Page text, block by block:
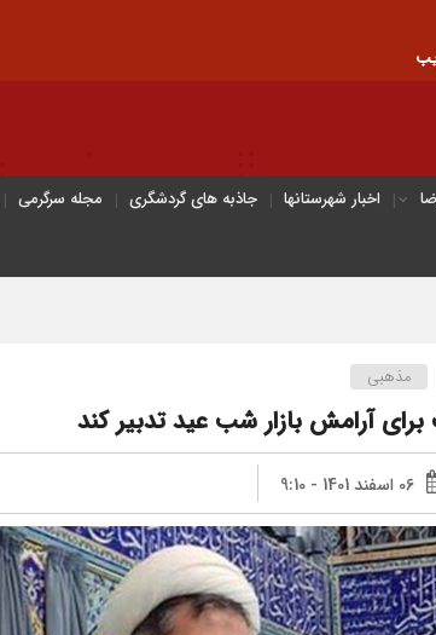
اخبار شهرستانها جاذبه های گردشگری مجله سرگرمی
مذهبی
آرامش بازار شب عید تدبیر کند
06 اسفند 1401 - 9:10